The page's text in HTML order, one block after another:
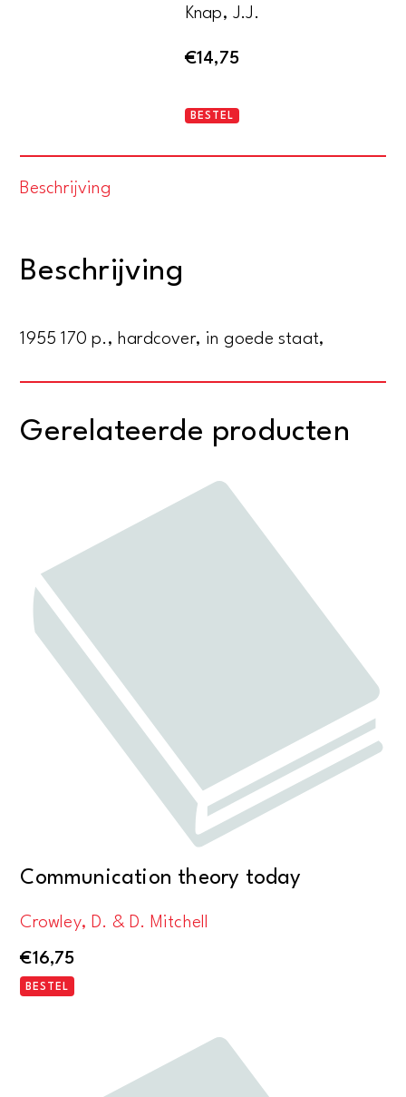
Knap, J.J.
€14,75
Exposities
BESTEL
Beschrijving
Beschrijving
1955 170 p., hardcover, in goede staat,
Gerelateerde producten
Communication theory today
Crowley, D. & D. Mitchell
€16,75
BESTEL